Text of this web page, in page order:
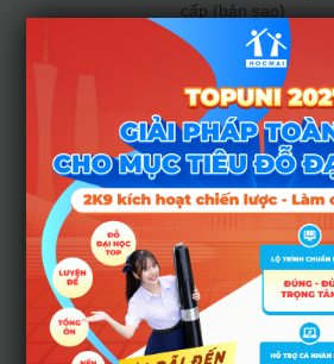
cấp (bản sao)
+ Giấy xác nhận
điểm bảo lưu được
cấp bởi Hiệu trưởng
trường phổ thông
nơi thí sinh đã dự
thi năm trước.
Lưu ý: Thí sinh bị
mất bản chính học
bạ THPT có nguyện
vọng dự thi năm
2021 phải có xác